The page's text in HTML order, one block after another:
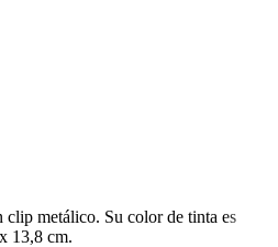
metálico. Su color de tinta es
13,8 cm.